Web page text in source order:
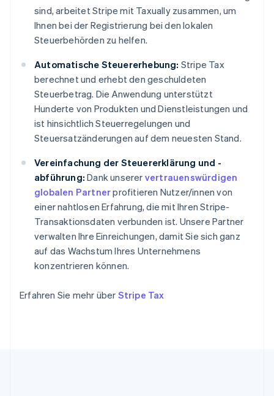
sind, arbeitet Stripe mit Taxually zusammen, um
Ihnen bei der Registrierung bei den lokalen
Steuerbehörden zu helfen.
Automatische Steuererhebung: Stripe Tax
berechnet und erhebt den geschuldeten
Steuerbetrag. Die Anwendung unterstützt
Hunderte von Produkten und Dienstleistungen und
ist hinsichtlich Steuerregelungen und
Steuersatzänderungen auf dem neuesten Stand.
Vereinfachung der Steuererklärung und -
abführung: Dank unserer vertrauenswürdigen
globalen Partnerprofitieren Nutzer/innen von
einer nahtlosen Erfahrung, die mit Ihren Stripe-
Transaktionsdaten verbunden ist. Unsere Partner
verwalten Ihre Einreichungen, damit Sie sich ganz
auf das Wachstum Ihres Unternehmens
konzentrieren können.
Erfahren Sie mehr über Stripe Tax
English
Festlandchina
简体中文English
EnglishSvenska
Frankreich
Gibraltar
English
Griechenland
English
English
Irland
English
Italien
Japan
日本語English
Kanada
EnglishFrançais
Lettland